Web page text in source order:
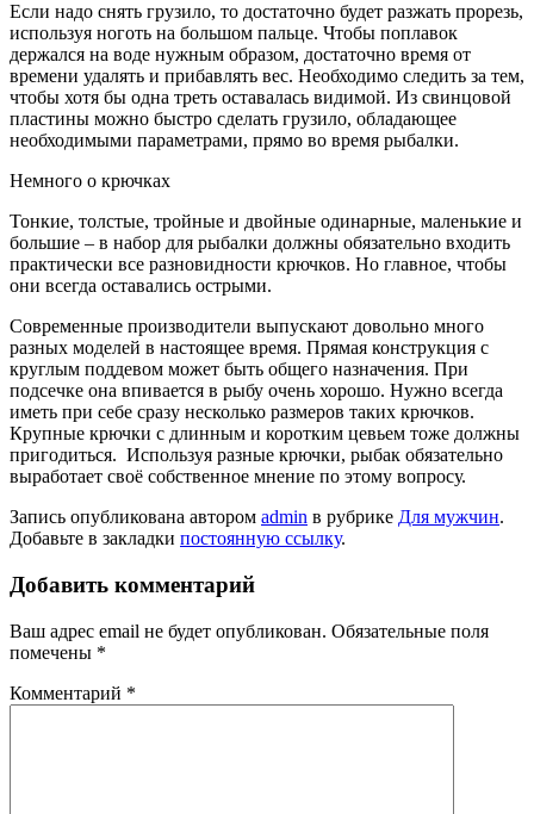
Если надо снять грузило, то достаточно будет разжать прорезь,
используя ноготь на большом пальце. Чтобы поплавок
держался на воде нужным образом, достаточно время от
времени удалять и прибавлять вес. Необходимо следить за тем,
чтобы хотя бы одна треть оставалась видимой. Из свинцовой
пластины можно быстро сделать грузило, обладающее
необходимыми параметрами, прямо во время рыбалки.
Немного о крючках
Тонкие, толстые, тройные и двойные одинарные, маленькие и
большие – в набор для рыбалки должны обязательно входить
практически все разновидности крючков. Но главное, чтобы
они всегда оставались острыми.
Современные производители выпускают довольно много
разных моделей в настоящее время. Прямая конструкция с
круглым поддевом может быть общего назначения. При
подсечке она впивается в рыбу очень хорошо. Нужно всегда
иметь при себе сразу несколько размеров таких крючков.
Крупные крючки с длинным и коротким цевьем тоже должны
пригодиться. Используя разные крючки, рыбак обязательно
выработает своё собственное мнение по этому вопросу.
Запись опубликована автором admin в рубрике Для мужчин.
Добавьте в закладки постоянную ссылку.
Добавить комментарий
Ваш адрес email не будет опубликован. Обязательные поля
помечены *
Комментарий *